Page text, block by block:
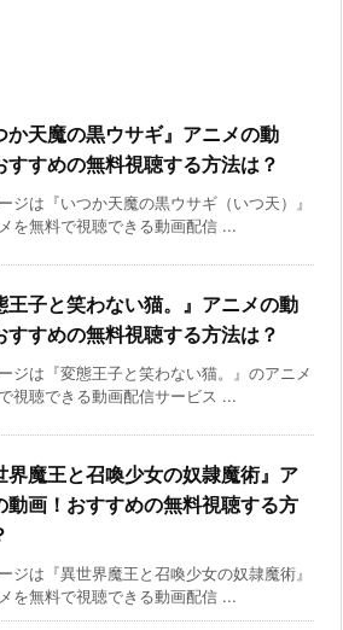
か天魔の黒ウサギ』アニメの動
すすめの無料視聴する方法は？
ジは『いつか天魔の黒ウサギ（いつ天）』
を無料で視聴できる動画配信 ...
王子と笑わない猫。』アニメの動
すすめの無料視聴する方法は？
ジは『変態王子と笑わない猫。』のアニメ
視聴できる動画配信サービス ...
界魔王と召喚少女の奴隷魔術』ア
動画！おすすめの無料視聴する方
ジは『異世界魔王と召喚少女の奴隷魔術』
を無料で視聴できる動画配信 ...